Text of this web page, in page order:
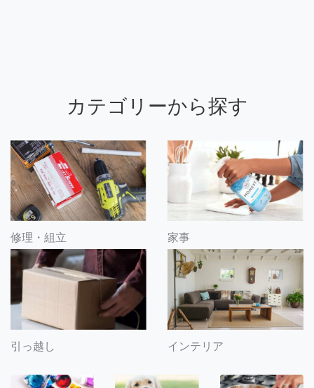
カテゴリーから探す
修理・組立 家事
引っ越し インテリア